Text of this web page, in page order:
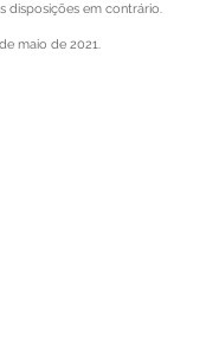
disposições em contrário.
maio de 2021.